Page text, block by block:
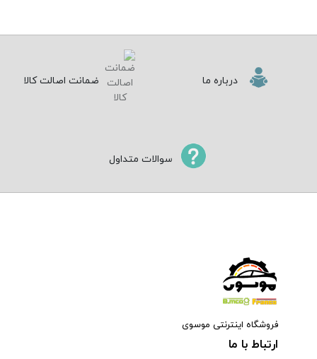
درباره ما ضمانت اصالت کالا
سوالات متداول
فروشگاه اینترنتی موسوی
ارتباط با ما